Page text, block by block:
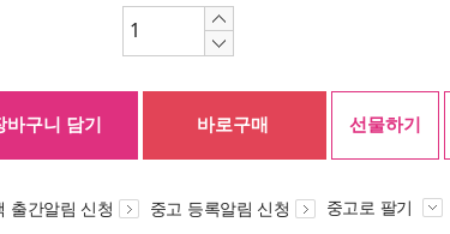
바구니 담기 바로구매 선물하기
출간알림 신청 중고 등록알림 신청 중고로 팔기